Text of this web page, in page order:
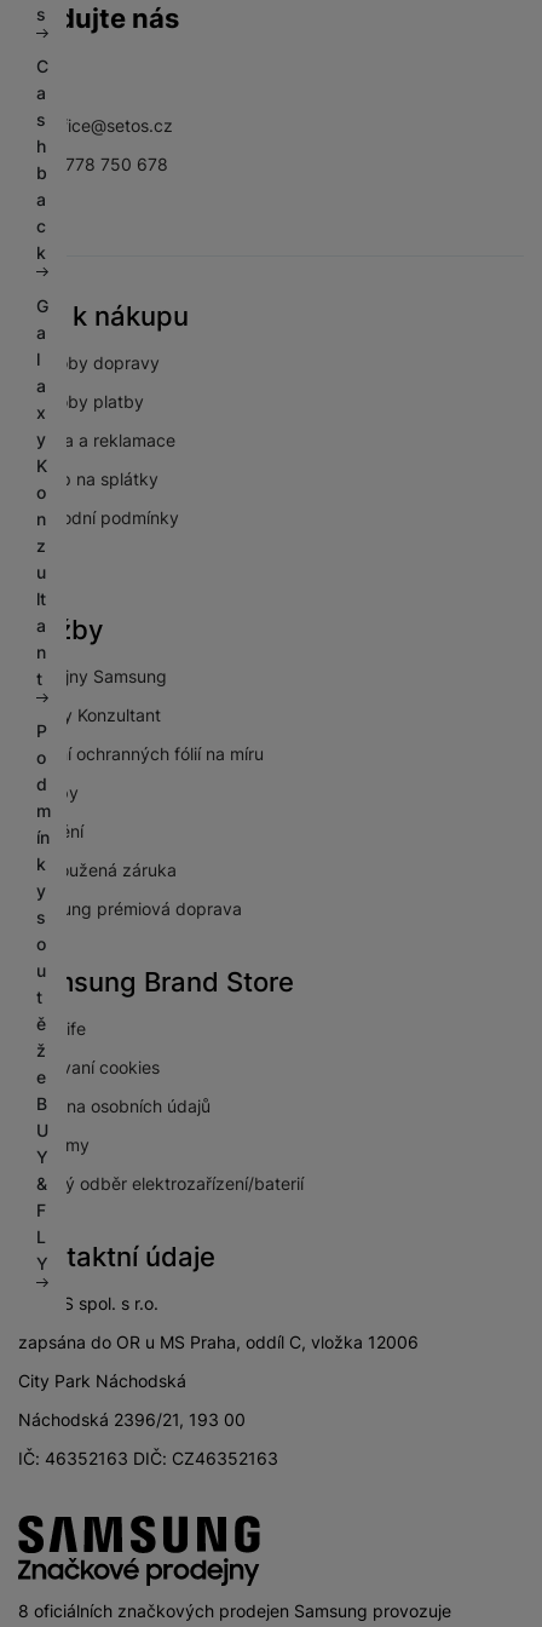
s
C
a
s
h
b
a
c
k
G
a
l
a
x
y
K
o
n
z
u
lt
a
n
t
P
o
d
m
ín
k
y
s
o
u
t
ě
ž
e
B
U
Y
&
F
L
Y
Sledujte nás
Facebook
sbsoffice@setos.cz
+420 778 750 678
Vše k nákupu
Způsoby dopravy
Způsoby platby
Záruka a reklamace
Nákup na splátky
Obchodní podmínky
GDPR
Služby
Prodejny Samsung
Galaxy Konzultant
Lepení ochranných fólií na míru
Výkupy
Pojištění
Prodloužená záruka
Samsung prémiová doprava
Samsung Brand Store
NextLife
Používaní cookies
Ochrana osobních údajů
Pro firmy
Zpětný odběr elektrozařízení/baterií
Kontaktní údaje
SETOS spol. s r.o.
zapsána do OR u MS Praha, oddíl C, vložka 12006
City Park Náchodská
Náchodská 2396/21, 193 00
IČ: 46352163 DIČ: CZ46352163
8 oficiálních značkových prodejen Samsung provozuje